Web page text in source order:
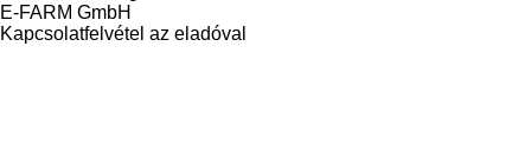
E-FARM GmbH
Kapcsolatfelvétel az eladóval